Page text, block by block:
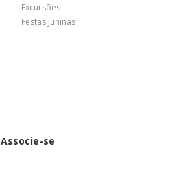
Excursões
Festas Juninas
Associe-se